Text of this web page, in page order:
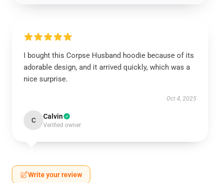
I bought this Corpse Husband hoodie because of its
adorable design, and it arrived quickly, which was a
nice surprise.
Oct 4, 2025
C Calvin
Verified owner
Write your review